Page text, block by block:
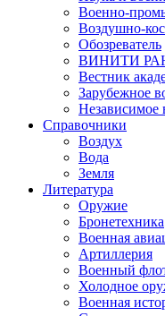
Военно-
Воздушно-
Обозреватель
ВИНИТИ
Вестник
Зарубежное
Независимое
Справочники
Воздух
Вода
Земля
Литература
Оружие
Бронетехника
Военная
Артиллерия
Военный
Холодное
Военная